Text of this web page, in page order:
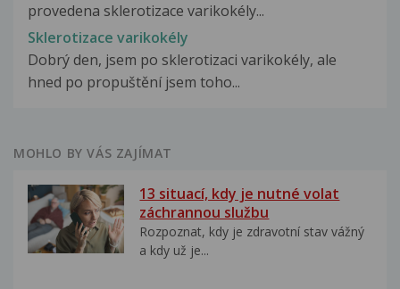
provedena sklerotizace varikokély...
Sklerotizace varikokély
Dobrý den, jsem po sklerotizaci varikokély, ale
hned po propuštění jsem toho...
MOHLO BY VÁS ZAJÍMAT
13 situací, kdy je nutné volat
záchrannou službu
Rozpoznat, kdy je zdravotní stav vážný
a kdy už je...